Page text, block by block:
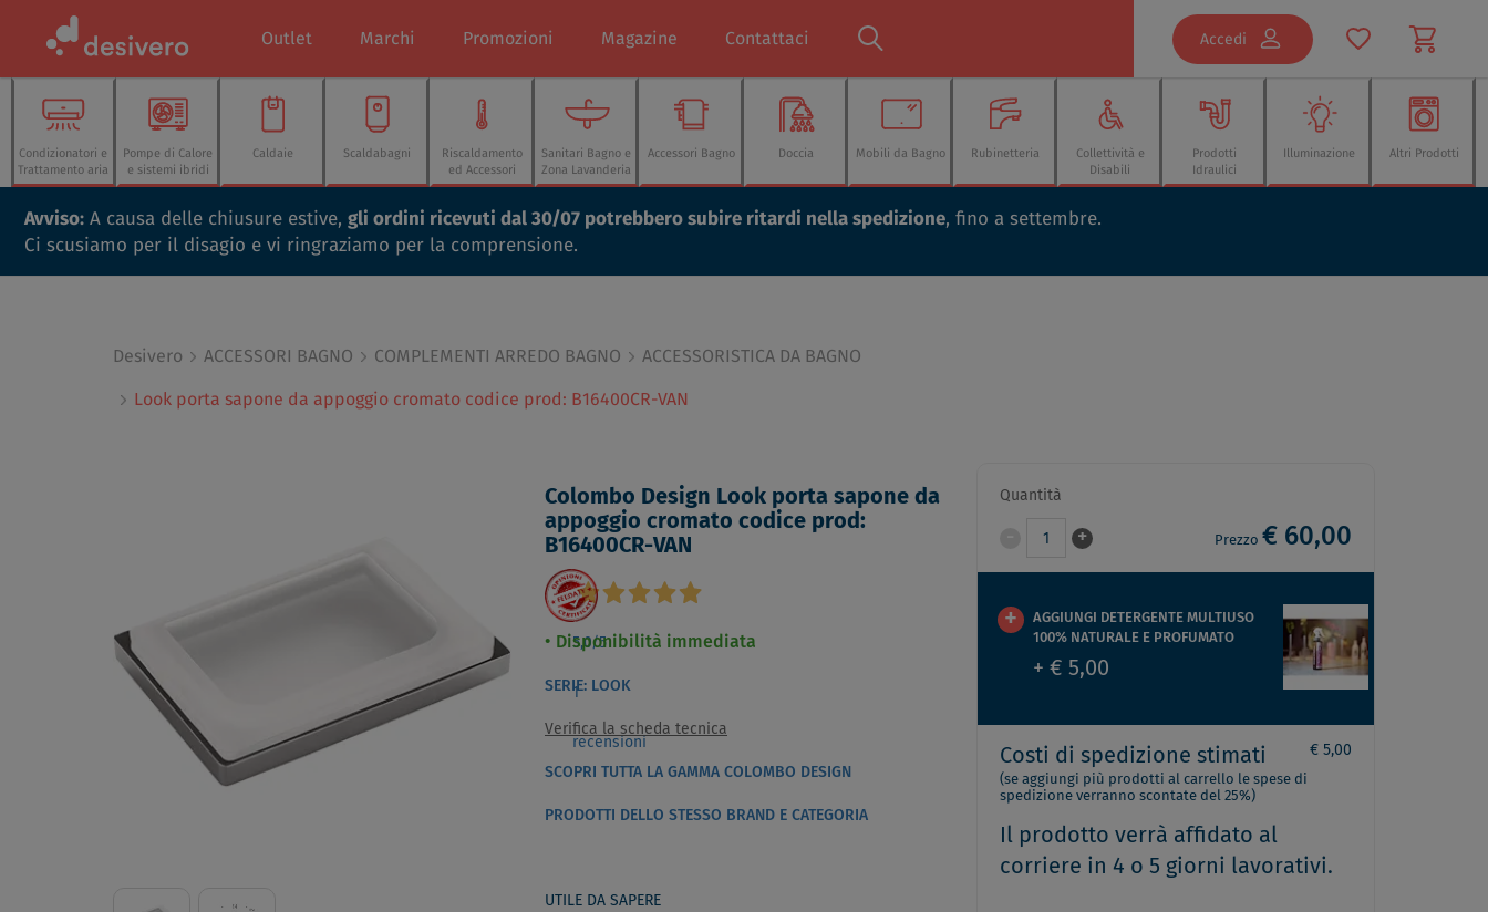
Outlet Marchi Promozioni Magazine Contattaci Accedi
Condizionatori e
Trattamento aria
Pompe di Calore
e sistemi ibridi
Caldaie Scaldabagni
Riscaldamento
ed Accessori
Sanitari Bagno e
Zona Lavanderia
Accessori Bagno Doccia Mobili da Bagno Rubinetteria
Collettività e
Disabili
Prodotti
Idraulici
Illuminazione Altri Prodotti
Avviso: A causa delle chiusure estive, gli ordini ricevuti dal 30/07 potrebbero subire ritardi nella spedizione, fino a settembre.
Ci scusiamo per il disagio e vi ringraziamo per la comprensione.
Desivero ACCESSORI BAGNO COMPLEMENTI ARREDO BAGNO
ACCESSORISTICA DA BAGNO
Look porta sapone da appoggio cromato codice prod: B16400CR-VAN
Colombo Design Look porta sapone da
appoggio cromato codice prod:
B16400CR-VAN
5,0/5
1
recensioni
Disponibilità immediata
SERIE: LOOK
Verifica la scheda tecnica
SCOPRI TUTTA LA GAMMA COLOMBO DESIGN
PRODOTTI DELLO STESSO BRAND E CATEGORIA
UTILE DA SAPERE
Quantità
1 + Prezzo € 60,00
AGGIUNGI DETERGENTE MULTIUSO
100% NATURALE E PROFUMATO
+ € 5,00
Costi di spedizione stimati € 5,00
(se aggiungi più prodotti al carrello le spese di
spedizione verranno scontate del 25%)
Il prodotto verrà affidato al
corriere in 4 o 5 giorni lavorativi.